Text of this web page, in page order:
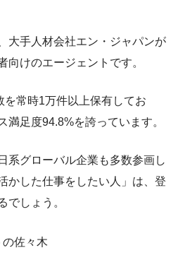
大手人材会社エン・ジャパンが
向けのエージェントです。
を常時1万件以上保有してお
満足度94.8%を誇っています。
系グローバル企業も多数参画し
かした仕事をしたい人」は、登
でしょう。